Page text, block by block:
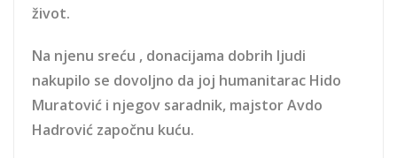
život.
Na njenu sreću , donacijama dobrih ljudi
nakupilo se dovoljno da joj humanitarac Hido
Muratović i njegov saradnik, majstor Avdo
Hadrović započnu kuću.